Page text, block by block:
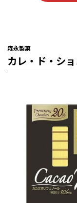
森永製菓
カレ・ド・シ